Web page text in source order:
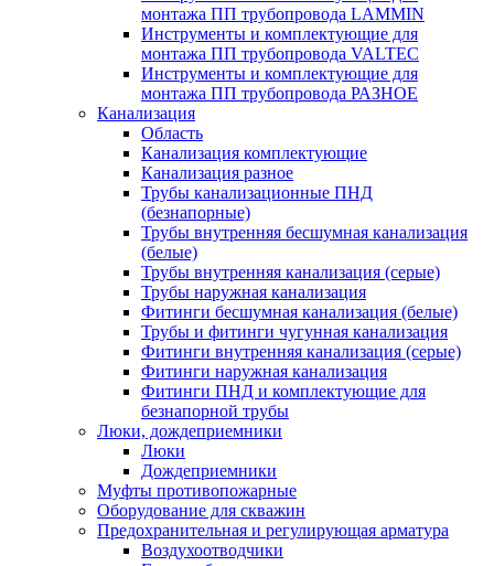
монтажа ПП трубопровода LAMMIN
Инструменты и комплектующие для
монтажа ПП трубопровода VALTEC
Инструменты и комплектующие для
монтажа ПП трубопровода РАЗНОЕ
Канализация
Область
Канализация комплектующие
Канализация разное
Трубы канализационные ПНД
(безнапорные)
Трубы внутренняя бесшумная канализация
(белые)
Трубы внутренняя канализация (серые)
Трубы наружная канализация
Фитинги бесшумная канализация (белые)
Трубы и фитинги чугунная канализация
Фитинги внутренняя канализация (серые)
Фитинги наружная канализация
Фитинги ПНД и комплектующие для
безнапорной трубы
Люки, дождеприемники
Люки
Дождеприемники
Муфты противопожарные
Оборудование для скважин
Предохранительная и регулирующая арматура
Воздухоотводчики